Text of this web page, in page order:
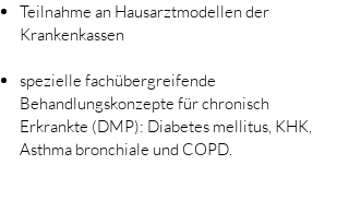
Teilnahme an Hausarztmodellen der
Krankenkassen
spezielle fachübergreifende
Behandlungskonzepte für chronisch
Erkrankte (DMP): Diabetes mellitus, KHK,
Asthma bronchiale und COPD.